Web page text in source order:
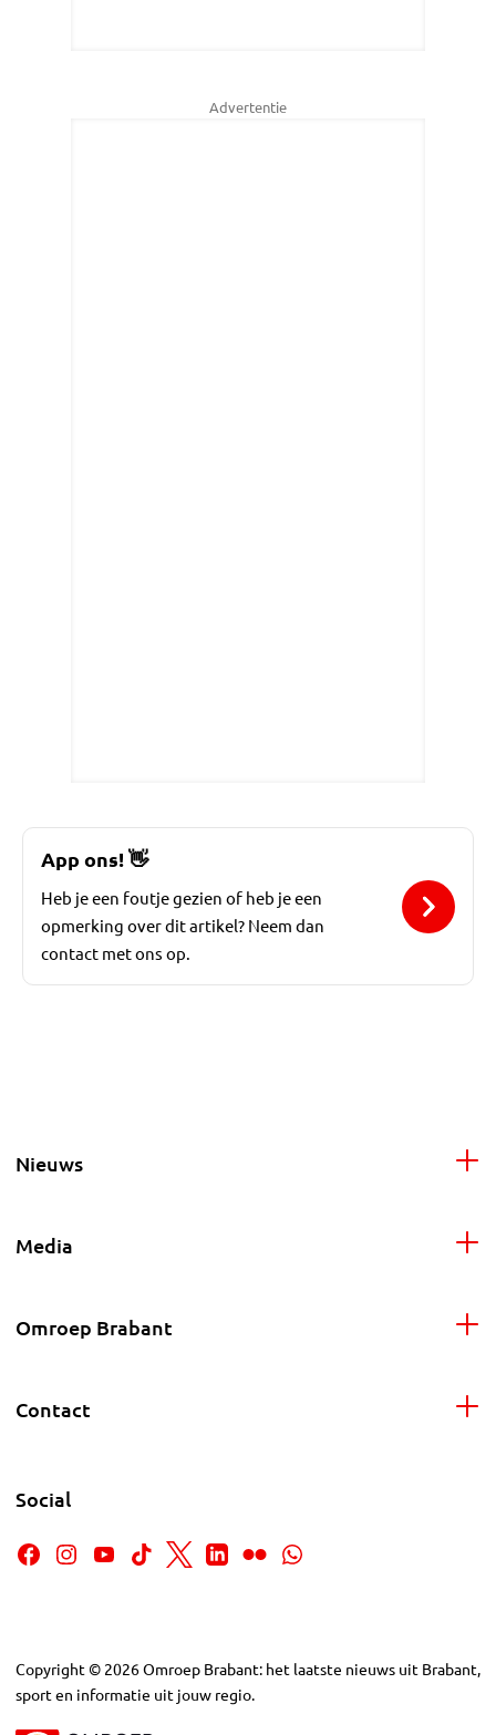
Advertentie
App ons!👋
Heb je een foutje gezien of heb je een
opmerking over dit artikel? Neem dan
contact met ons op.
Nieuws
Media
Omroep Brabant
Contact
Social
Copyright © 2026Omroep Brabant: het laatste nieuws uit Brabant,
sport en informatie uit jouw regio.